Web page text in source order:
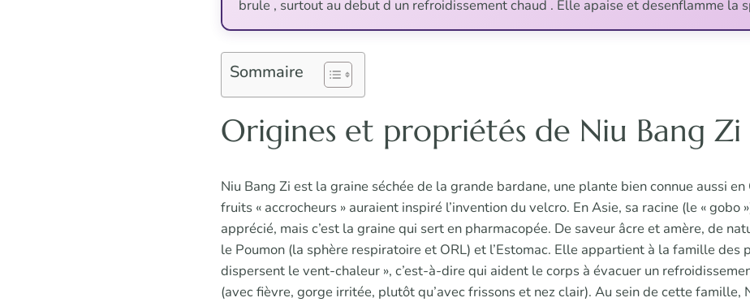
brule , surtout au debut d un refroidissement chaud . Elle apaise et desenflamme la
Sommaire
Origines et propriétés de Niu Bang Zi
Niu Bang Zi est la graine séchée de la grande bardane, une plante bien connue aussi
fruits « accrocheurs » auraient inspiré l’invention du velcro. En Asie, sa racine (le « gobo
apprécié, mais c’est la graine qui sert en pharmacopée. De saveur âcre et amère, de
le Poumon (la sphère respiratoire et ORL) et l’Estomac. Elle appartient à la famille des
dispersent le vent-chaleur », c’est-à-dire qui aident le corps à évacuer un
(avec fièvre, gorge irritée, plutôt qu’avec frissons et nez clair). Au sein de cette famille,